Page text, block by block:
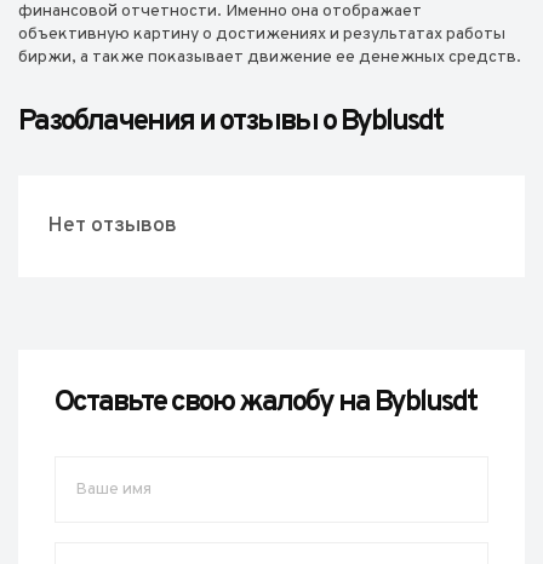
финансовой отчетности. Именно она отображает
объективную картину о достижениях и результатах работы
биржи, а также показывает движение ее денежных средств.
Разоблачения и отзывы о Byblusdt
Нет отзывов
Оставьте свою жалобу на Byblusdt